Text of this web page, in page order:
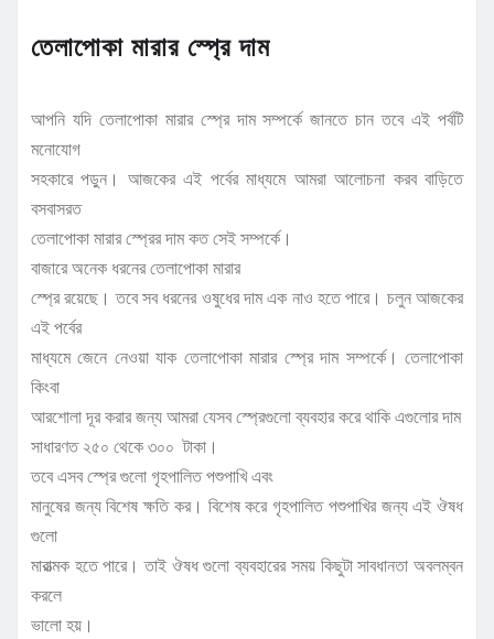
তেলাপোকা মারার স্প্রে দাম
আপনি যদি তেলাপোকা মারার স্প্রে দাম সম্পর্কে জানতে চান তবে এই পর্বটি
মনোযোগ
সহকারে পড়ুন। আজকের এই পর্বের মাধ্যমে আমরা আলোচনা করব বাড়িতে
বসবাসরত
তেলাপোকা মারার স্প্রের দাম কত সেই সম্পর্কে।
বাজারে অনেক ধরনের তেলাপোকা মারার
স্প্রে রয়েছে। তবে সব ধরনের ওষুধের দাম এক নাও হতে পারে। চলুন আজকের
এই পর্বের
মাধ্যমে জেনে নেওয়া যাক তেলাপোকা মারার স্প্রে দাম সম্পর্কে। তেলাপোকা
কিংবা
আরশোলা দূর করার জন্য আমরা যেসব স্প্রেগুলো ব্যবহার করে থাকি এগুলোর দাম
সাধারণত ২৫০ থেকে ৩০০ টাকা।
তবে এসব স্প্রে গুলো গৃহপালিত পশুপাখি এবং
মানুষের জন্য বিশেষ ক্ষতি কর। বিশেষ করে গৃহপালিত পশুপাখির জন্য এই ঔষধ
গুলো
মারাত্মক হতে পারে। তাই ঔষধ গুলো ব্যবহারের সময় কিছুটা সাবধানতা অবলম্বন
করলে
ভালো হয়।